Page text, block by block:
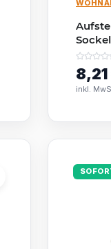
8,21
inkl.